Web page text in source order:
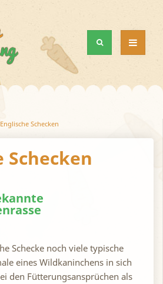
Englische Schecken
Schecken
Schecke noch viele typische
eines Wildkaninchens in sich
den Fütterungsansprüchen als